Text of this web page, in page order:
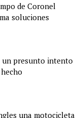
de Coronel
soluciones
un presunto intento
una motocicleta